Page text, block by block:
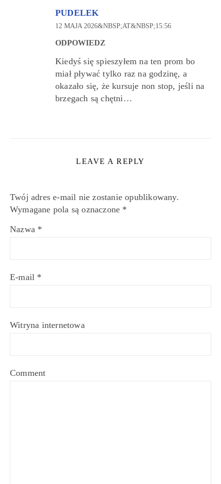
PUDELEK
12 MAJA 2026&NBSP;AT&NBSP;15:56
ODPOWIEDZ
Kiedyś się spieszyłem na ten prom bo
miał pływać tylko raz na godzinę, a
okazało się, że kursuje non stop, jeśli na
brzegach są chętni…
LEAVE A REPLY
Twój adres e-mail nie zostanie opublikowany.
Wymagane pola są oznaczone *
Nazwa *
E-mail *
Witryna internetowa
Comment